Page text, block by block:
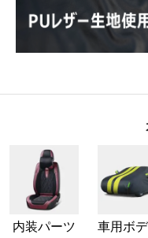
内装パーツ
車用ボ